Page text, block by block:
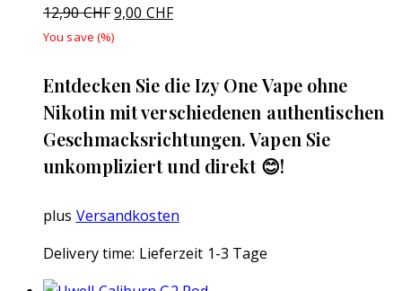
12,90CHFUrsprünglicher
Preis
12,90 CHF
9,00 CHFAktueller
9,00 CHF.
You save (%)
Entdecken Sie die Izy One Vape ohne
Nikotin mit verschiedenen authentischen
Geschmacksrichtungen. Vapen Sie
unkompliziert und direkt 😊!
plus Versandkosten
Delivery time: Lieferzeit 1-3 Tage